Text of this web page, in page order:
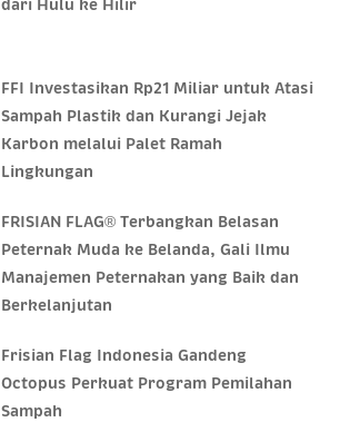
dari Hulu ke Hilir
FFI Investasikan Rp21 Miliar untuk Atasi
Sampah Plastik dan Kurangi Jejak
Karbon melalui Palet Ramah
Lingkungan
FRISIAN FLAG® Terbangkan Belasan
Peternak Muda ke Belanda, Gali Ilmu
Manajemen Peternakan yang Baik dan
Berkelanjutan
Frisian Flag Indonesia Gandeng
Octopus Perkuat Program Pemilahan
Sampah